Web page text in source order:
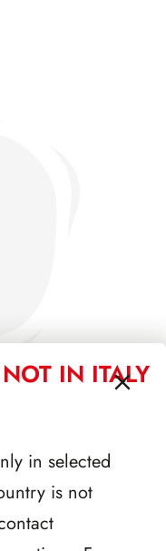
IN ITALY
in selected
is not